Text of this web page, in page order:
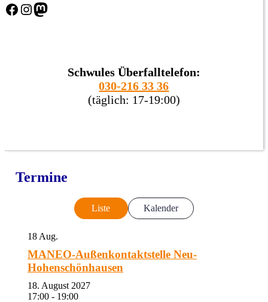
Facebook Instagram Mastodon
Schwules Überfalltelefon:
030-216 33 36
(täglich: 17-19:00)
Termine
Liste Kalender
18 Aug.
MANEO-Außenkontaktstelle Neu-
Hohenschönhausen
18. August 2027
17:00 - 19:00